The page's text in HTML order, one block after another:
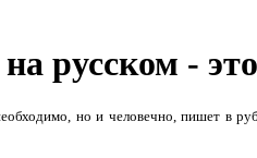
русском -
но и человечно, пишет в